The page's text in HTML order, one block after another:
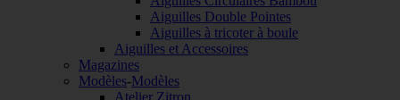
Aiguilles Double Pointes
Aiguilles à tricoter à boule
Aiguilles et Accessoires
Magazines
Modèles-Modèles
Atelier Zitron